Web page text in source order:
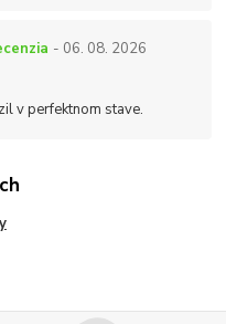
- 06. 08. 2026
v perfektnom stave.